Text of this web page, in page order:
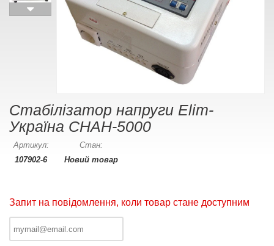
Cтабілізатор напруги Elim-
Україна СНАН-5000
Артикул:
107902-6
Стан:
Новий товар
Запит на повідомлення, коли товар стане доступним